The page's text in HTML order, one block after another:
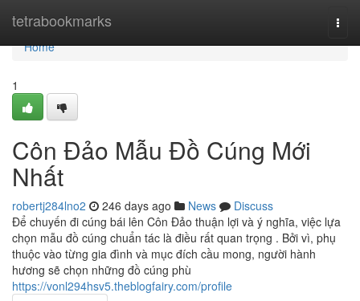
tetrabookmarks
Home
Home
1
Côn Đảo Mẫu Đồ Cúng Mới
Nhất
robertj284lno2 246 days ago News
Discuss
Để chuyến đi cúng bái lên Côn Đảo thuận lợi và ý nghĩa, việc lựa
chọn mẫu đồ cúng chuẩn tác là điều rất quan trọng . Bởi vì, phụ
thuộc vào từng gia đình và mục đích cầu mong, người hành
hương sẽ chọn những đồ cúng phù
https://vonl294hsv5.theblogfairy.com/profile